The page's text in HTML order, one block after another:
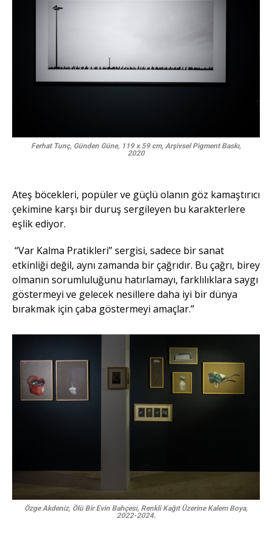
Ferhat Tunç, Günden Güne, 119 x 59 cm, Arşivsel Pigment Baskı,
2020
Ateş böcekleri, popüler ve güçlü olanın göz kamaştırıcı
çekimine karşı bir duruş sergileyen bu karakterlere
eşlik ediyor.
“Var Kalma Pratikleri” sergisi, sadece bir sanat
etkinliği değil, aynı zamanda bir çağrıdır. Bu çağrı, birey
olmanın sorumluluğunu hatırlamayı, farklılıklara saygı
göstermeyi ve gelecek nesillere daha iyi bir dünya
bırakmak için çaba göstermeyi amaçlar.”
Özge Akdeniz, Ölü Bir Evin Bahçesi, Renkli Kağıt Üzerine Kalem Boya,
2022-2024.